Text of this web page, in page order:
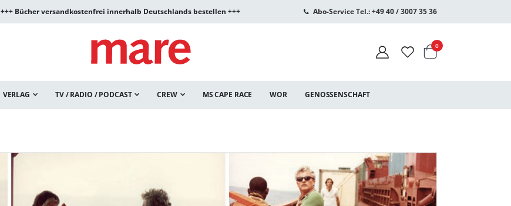
+++ Bücher versandkostenfrei innerhalb Deutschlands bestellen +++ Abo-Service Tel.: +49 40 / 3007 35 36
Warenkorb
0Artikel
VERLAG TV / RADIO / PODCAST CREW MS CAPE RACE WOR GENOSSENSCHAFT